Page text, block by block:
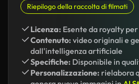
Riepilogo della raccolta di filmati
Licenza: Esente da royalty
Contenuto: video originali e
dall'intelligenza artificiale
Specifiche: Disponibile in
Personalizzazione: rielabora